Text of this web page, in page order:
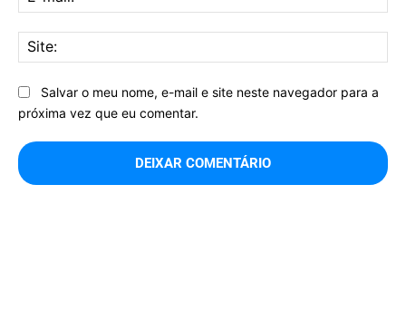
Salvar o meu nome, e-mail e site neste navegador para a
próxima vez que eu comentar.